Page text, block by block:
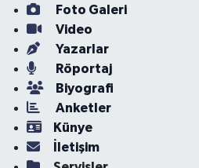
Foto Galeri
Video
Yazarlar
Röportaj
Biyografi
Anketler
Künye
İletişim